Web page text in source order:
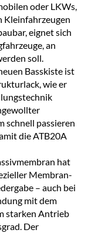
oder LKWs,
Kleinfahrzeugen
eignet sich
an
soll.
Basskiste ist
wie er
schnell passieren
die ATB20A
hat
Membran-
– auch bei
mit dem
starken Antrieb
Der